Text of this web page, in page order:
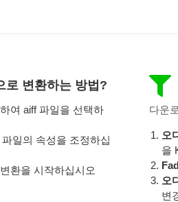
변환하는 방법?
여 aiff 파일을 선택하
일의 속성을 조정하십
환을 시작하십시오
다운
오
을
오
변